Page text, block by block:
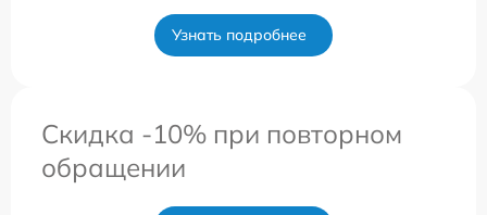
Узнать подробнее
Скидка -10% при повторном
обращении